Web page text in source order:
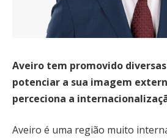
Aveiro tem promovido
potenciar a sua imagem
perceciona a
Aveiro é uma região muito